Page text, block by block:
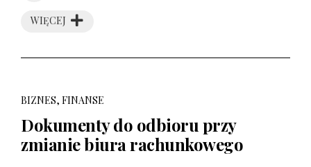
WIĘCEJ
BIZNES, FINANSE
Dokumenty do odbioru przy
zmianie biura rachunkowego